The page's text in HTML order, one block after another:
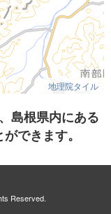
地理院タイル
島根県内にある
できます。
Reserved.